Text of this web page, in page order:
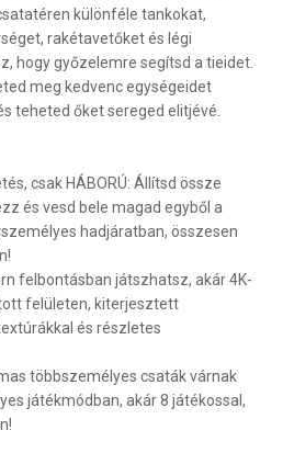
különféle tankokat,
rakétavetőket és légi
hogy győzelemre segítsd a tieidet.
meg kedvenc egységeidet
teheted őket sereged elitjévé.
csak HÁBORÚ: Állítsd össze
és vesd bele magad egyből a
hadjáratban, összesen
felbontásban játszhatsz, akár 4K-
felületen, kiterjesztett
és részletes
többszemélyes csaták várnak
játékmódban, akár 8 játékossal,